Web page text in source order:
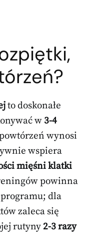
to doskonałe
w 3-4
wynosi
wspiera
mięśni klatki
powinna
programu; dla
zaleca się
rutyny 2-3 razy